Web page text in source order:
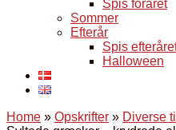
Spis foråret
Sommer
Efterår
Spis
Halloween
Home » Opskrifter » Diverse